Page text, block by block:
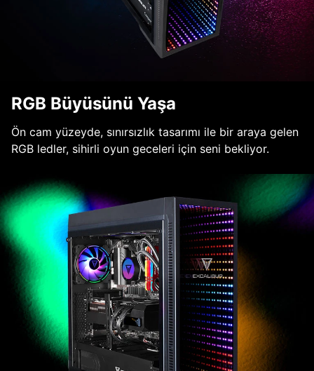
RGB Büyüsünü Yaşa
Ön cam yüzeyde, sınırsızlık tasarımı ile bir araya gelen
RGB ledler, sihirli oyun geceleri için seni bekliyor.